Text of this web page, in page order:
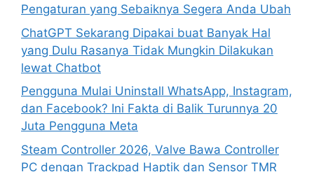
Pengaturan yang Sebaiknya Segera Anda Ubah
ChatGPT Sekarang Dipakai buat Banyak Hal
yang Dulu Rasanya Tidak Mungkin Dilakukan
lewat Chatbot
Pengguna Mulai Uninstall WhatsApp, Instagram,
dan Facebook? Ini Fakta di Balik Turunnya 20
Juta Pengguna Meta
Steam Controller 2026, Valve Bawa Controller
PC dengan Trackpad Haptik dan Sensor TMR